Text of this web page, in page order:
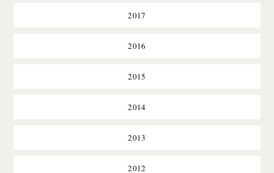
2017
2016
2015
2014
2013
2012